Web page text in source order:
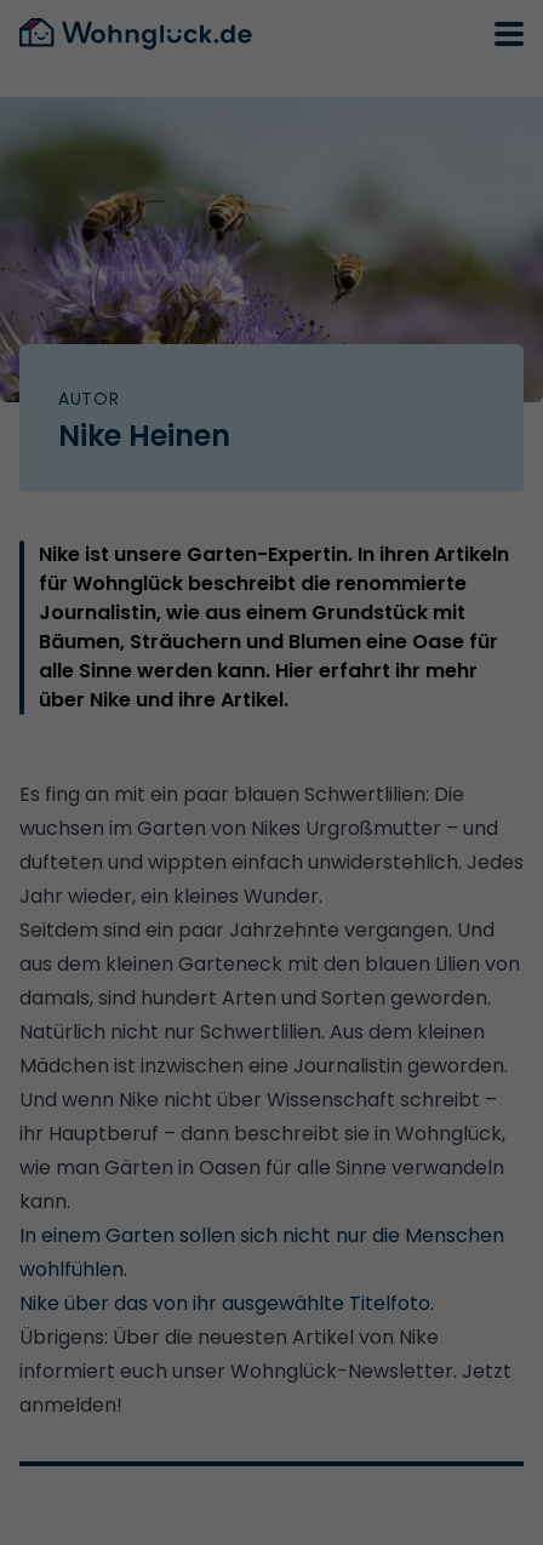
AUTOR
Nike Heinen
Nike ist unsere Garten-Expertin. In ihren Artikeln
für Wohnglück beschreibt die renommierte
Journalistin, wie aus einem Grundstück mit
Bäumen, Sträuchern und Blumen eine Oase für
alle Sinne werden kann. Hier erfahrt ihr mehr
über Nike und ihre Artikel.
Es fing an mit ein paar blauen Schwertlilien: Die
wuchsen im Garten von Nikes Urgroßmutter – und
dufteten und wippten einfach unwiderstehlich. Jedes
Jahr wieder, ein kleines Wunder.
Seitdem sind ein paar Jahrzehnte vergangen. Und
aus dem kleinen Garteneck mit den blauen Lilien von
damals, sind hundert Arten und Sorten geworden.
Natürlich nicht nur Schwertlilien. Aus dem kleinen
Mädchen ist inzwischen eine Journalistin geworden.
Und wenn Nike nicht über Wissenschaft schreibt –
ihr Hauptberuf – dann beschreibt sie in Wohnglück,
wie man Gärten in Oasen für alle Sinne verwandeln
kann.
In einem Garten sollen sich nicht nur die Menschen
wohlfühlen.
Nike über das von ihr ausgewählte Titelfoto.
Übrigens: Über die neuesten Artikel von Nike
informiert euch unser Wohnglück-Newsletter. Jetzt
anmelden!